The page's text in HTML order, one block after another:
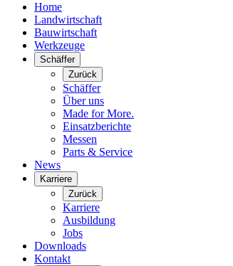
Home
Landwirtschaft
Bauwirtschaft
Werkzeuge
Schäffer
Zurück
Schäffer
Über uns
Made for More.
Einsatzberichte
Messen
Parts & Service
News
Karriere
Zurück
Karriere
Ausbildung
Jobs
Downloads
Kontakt